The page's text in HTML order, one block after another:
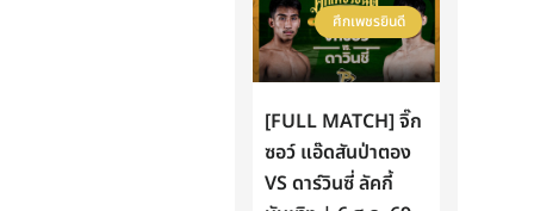
ศึกเพชรยินดี
[FULL MATCH] จิ๊ก
ซอว์ แอ๊ดสันป่าตอง
VS ดาร์วินซี่ ลัคกี้